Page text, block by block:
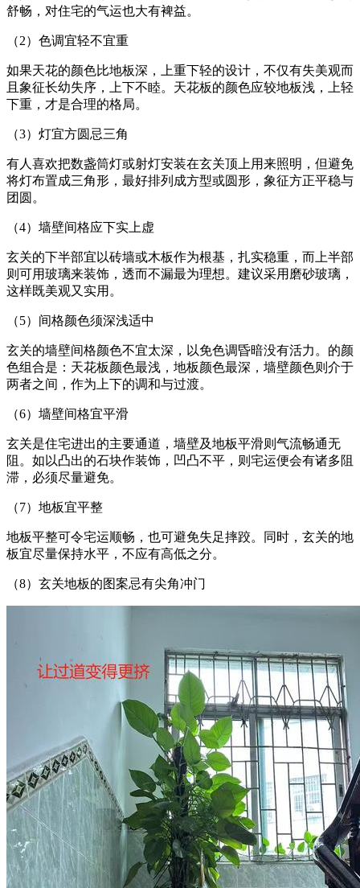
舒畅，对住宅的气运也大有裨益。
（2）色调宜轻不宜重
如果天花的颜色比地板深，上重下轻的设计，不仅有失美观而
且象征长幼失序，上下不睦。天花板的颜色应较地板浅，上轻
下重，才是合理的格局。
（3）灯宜方圆忌三角
有人喜欢把数盏筒灯或射灯安装在玄关顶上用来照明，但避免
将灯布置成三角形，最好排列成方型或圆形，象征方正平稳与
团圆。
（4）墙壁间格应下实上虚
玄关的下半部宜以砖墙或木板作为根基，扎实稳重，而上半部
则可用玻璃来装饰，透而不漏最为理想。建议采用磨砂玻璃，
这样既美观又实用。
（5）间格颜色须深浅适中
玄关的墙壁间格颜色不宜太深，以免色调昏暗没有活力。的颜
色组合是：天花板颜色最浅，地板颜色最深，墙壁颜色则介于
两者之间，作为上下的调和与过渡。
（6）墙壁间格宜平滑
玄关是住宅进出的主要通道，墙壁及地板平滑则气流畅通无
阻。如以凸出的石块作装饰，凹凸不平，则宅运便会有诸多阻
滞，必须尽量避免。
（7）地板宜平整
地板平整可令宅运顺畅，也可避免失足摔跤。同时，玄关的地
板宜尽量保持水平，不应有高低之分。
（8）玄关地板的图案忌有尖角冲门